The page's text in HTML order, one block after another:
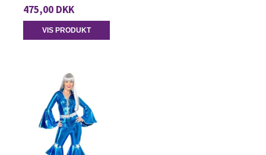
475,00 DKK
VIS PRODUKT